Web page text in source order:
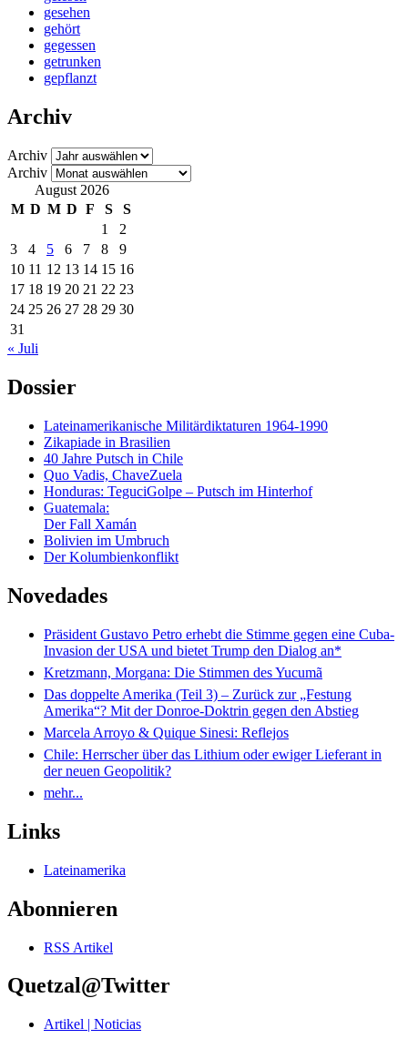
gesehen
gehört
gegessen
getrunken
gepflanzt
Archiv
Archiv
Archiv
August 2026
M D M D F S
S
1
2
3
4 5 6 7 8
9
10 11 12 13 14 15 16
17 18 19 20 21 22 23
24 25 26 27 28 29 30
31
« Juli
Dossier
Lateinamerikanische Militärdiktaturen 1964-1990
Zikapiade in Brasilien
40 Jahre Putsch in Chile
Quo Vadis, ChaveZuela
Honduras: TeguciGolpe – Putsch im Hinterhof
Guatemala:
Der Fall Xamán
Bolivien im Umbruch
Der Kolumbienkonflikt
Novedades
Präsident Gustavo Petro erhebt die Stimme gegen eine Cuba-
Invasion der USA und bietet Trump den Dialog an*
Kretzmann, Morgana: Die Stimmen des Yucumã
Das doppelte Amerika (Teil 3) – Zurück zur „Festung
Amerika“? Mit der Donroe-Doktrin gegen den Abstieg
Marcela Arroyo & Quique Sinesi: Reflejos
Chile: Herrscher über das Lithium oder ewiger Lieferant in
der neuen Geopolitik?
mehr...
Links
Lateinamerika
Abonnieren
RSS Artikel
Quetzal@Twitter
Artikel | Noticias